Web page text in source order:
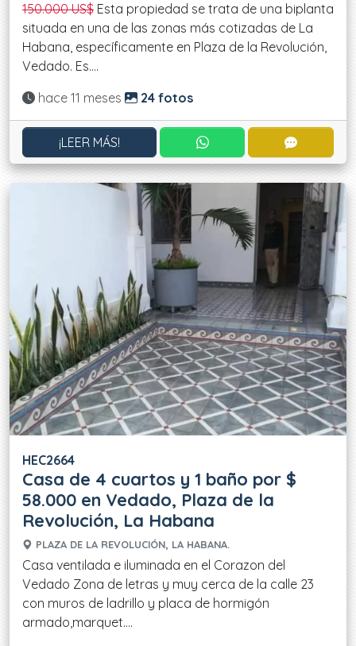
150.000 US$ Esta propiedad se trata de una biplanta
situada en una de las zonas más cotizadas de La
Habana, específicamente en Plaza de la Revolución,
Vedado. Es....
Actualizado:
hace 11 meses 24 fotos
¡LEER MÁS! CONTACTAR POR
HEC2664
Casa de 4 cuartos y 1 baño por $
58.000 en Vedado, Plaza de la
Revolución, La Habana
PLAZA DE LA REVOLUCIÓN, LA HABANA.
Casa ventilada e iluminada en el Corazon del
Vedado Zona de letras y muy cerca de la calle 23
con muros de ladrillo y placa de hormigón
armado,marquet....